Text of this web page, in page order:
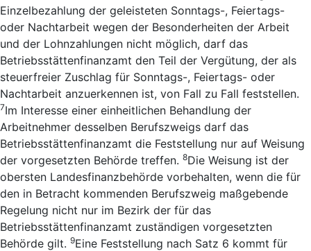
Einzelbezahlung der geleisteten Sonntags-, Feiertags-
oder Nachtarbeit wegen der Besonderheiten der Arbeit
und der Lohnzahlungen nicht möglich, darf das
Betriebsstättenfinanzamt den Teil der Vergütung, der als
steuerfreier Zuschlag für Sonntags-, Feiertags- oder
Nachtarbeit anzuerkennen ist, von Fall zu Fall feststellen.
7Im Interesse einer einheitlichen Behandlung der
Arbeitnehmer desselben Berufszweigs darf das
Betriebsstättenfinanzamt die Feststellung nur auf Weisung
der vorgesetzten Behörde treffen. 8Die Weisung ist der
obersten Landesfinanzbehörde vorbehalten, wenn die für
den in Betracht kommenden Berufszweig maßgebende
Regelung nicht nur im Bezirk der für das
Betriebsstättenfinanzamt zuständigen vorgesetzten
Behörde gilt. 9Eine Feststellung nach Satz 6 kommt für